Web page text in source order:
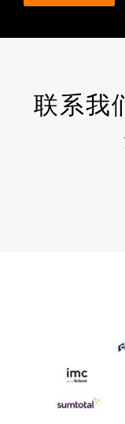
联系我